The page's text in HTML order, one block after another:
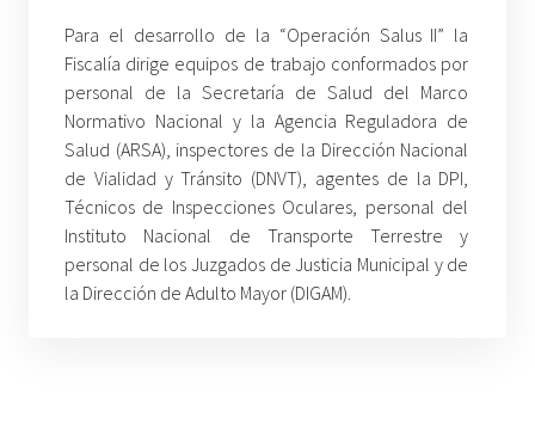
Para el desarrollo de la “Operación Salus II” la
Fiscalía dirige equipos de trabajo conformados por
personal de la Secretaría de Salud del Marco
Normativo Nacional y la Agencia Reguladora de
Salud (ARSA), inspectores de la Dirección Nacional
de Vialidad y Tránsito (DNVT), agentes de la DPI,
Técnicos de Inspecciones Oculares, personal del
Instituto Nacional de Transporte Terrestre y
personal de los Juzgados de Justicia Municipal y de
la Dirección de Adulto Mayor (DIGAM).